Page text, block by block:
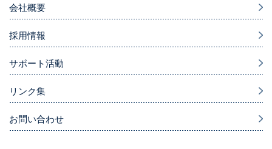
会社概要
採用情報
サポート活動
リンク集
お問い合わせ